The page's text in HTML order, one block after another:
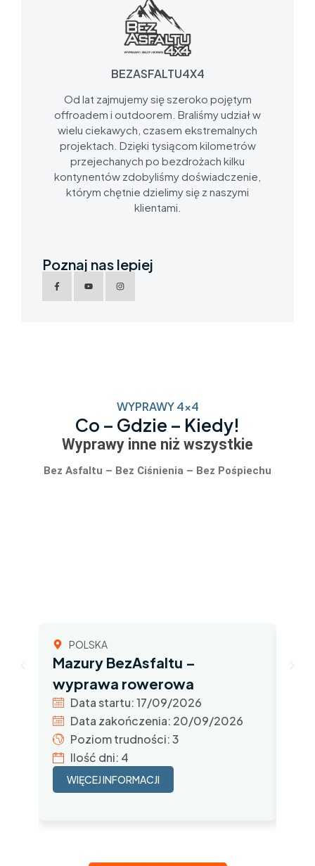
BEZASFALTU4X4
Od lat zajmujemy się szeroko pojętym
offroadem i outdoorem. Braliśmy udział w
wielu ciekawych, czasem ekstremalnych
projektach. Dzięki tysiącom kilometrów
przejechanych po bezdrożach kilku
kontynentów zdobyliśmy doświadczenie,
którym chętnie dzielimy się z naszymi
klientami.
Poznaj nas lepiej
WYPRAWY 4x4
Co – Gdzie – Kiedy!
Wyprawy inne niż wszystkie
Bez Asfaltu – Bez Ciśnienia – Bez Pośpiechu
POLSKA
Mazury BezAsfaltu –
wyprawa rowerowa
Data startu: 17/09/2026
Data zakończenia: 20/09/2026
Poziom trudności: 3
Ilość dni: 4
WIĘCEJ INFORMACJI